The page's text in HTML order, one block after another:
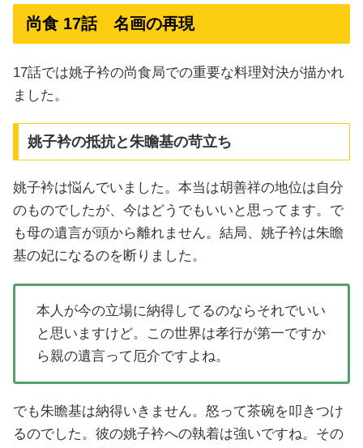
尚食 17話 名画の再現
17話では姚子衿の尚食局での重要な料理対決が描かれ
ました。
姚子衿の抵抗と朱瞻基の苛立ち
姚子衿は悩んでいました。本当は胡善祥の地位は自分
のものでしたが、今はどうでもいいと思ってます。で
も母の遺言が頭から離れません。結局、姚子衿は朱瞻
基の妃になるのを断りました。
本人が今の立場に納得してるのならそれでいい
と思いますけど。この世界は孝行が第一ですか
ら親の遺言って厄介ですよね。
でも朱瞻基は納得いきません。怒って茶碗を叩きつけ
るのでした。彼の姚子衿への執着は強いですね。その